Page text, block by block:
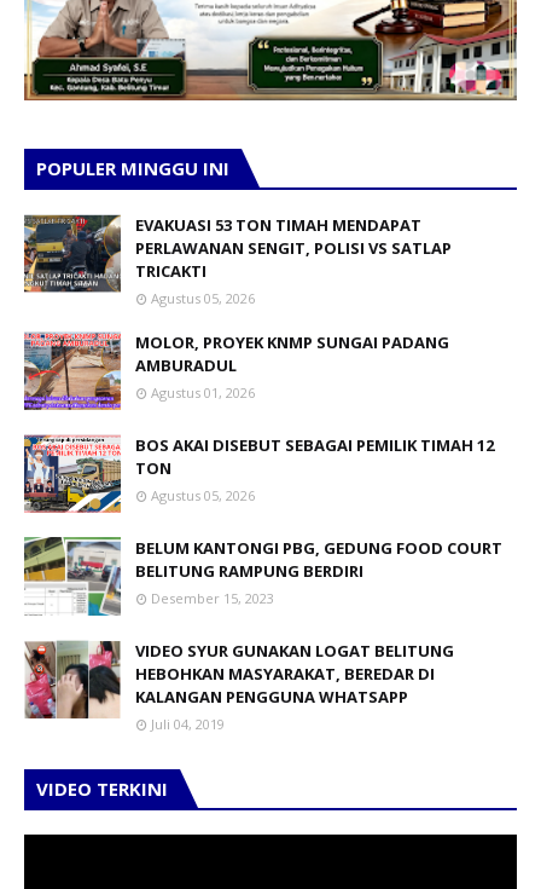
POPULER MINGGU INI
EVAKUASI 53 TON TIMAH MENDAPAT
PERLAWANAN SENGIT, POLISI VS SATLAP
TRICAKTI
Agustus 05, 2026
MOLOR, PROYEK KNMP SUNGAI PADANG
AMBURADUL
Agustus 01, 2026
BOS AKAI DISEBUT SEBAGAI PEMILIK TIMAH 12
TON
Agustus 05, 2026
BELUM KANTONGI PBG, GEDUNG FOOD COURT
BELITUNG RAMPUNG BERDIRI
Desember 15, 2023
VIDEO SYUR GUNAKAN LOGAT BELITUNG
HEBOHKAN MASYARAKAT, BEREDAR DI
KALANGAN PENGGUNA WHATSAPP
Juli 04, 2019
VIDEO TERKINI